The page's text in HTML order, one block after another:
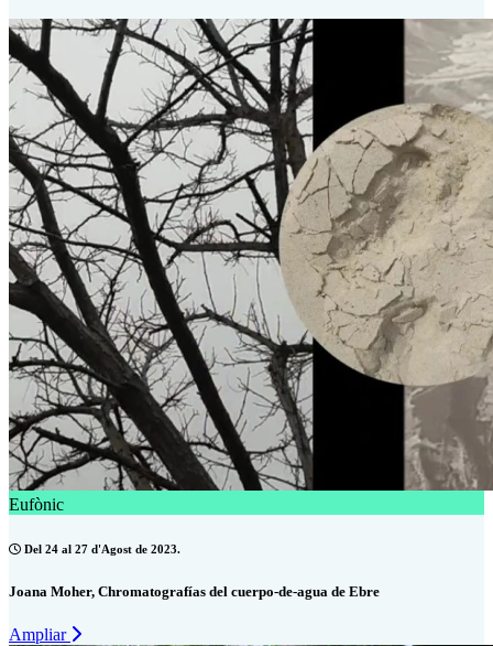
Eufònic
Del 24 al 27 d'Agost de 2023.
Joana Moher, Chromatografías del cuerpo-de-agua de Ebre
Ampliar